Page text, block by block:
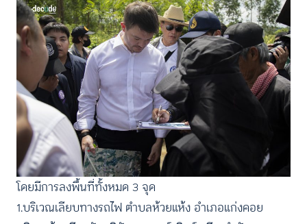
โดยมีการลงพื้นที่ทั้งหมด 3 จุด
1.บริเวณเลียบทางรถไฟ ตำบลห้วยแห้ง อำเภอแก่งคอย